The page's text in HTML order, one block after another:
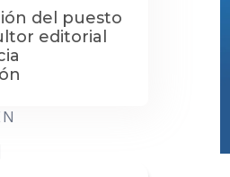
del puesto
editorial